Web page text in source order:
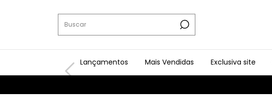
Lançamentos Mais Vendidas Exclusiva site